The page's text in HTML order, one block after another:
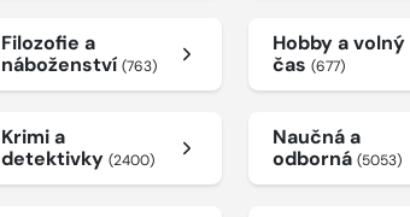
Filozofie a
náboženství(763)
Hobby a volný
čas (677)
Krimi a
detektivky(2400)
Naučná a
odborná (5053)